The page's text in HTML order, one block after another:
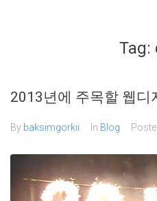
Tag:
2013년에 주목할 웹디
By baksimgorkii In Blog